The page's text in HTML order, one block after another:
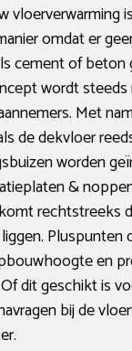
vloerverwarming
omdat er
cement of beton
wordt steeds
Met
de dekvloer
worden
&
rechtstreeks
Pluspunten
en
dit geschikt is
bij de